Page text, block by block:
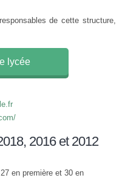
de cette structure,
lycée
2016 et 2012
en première et 30 en